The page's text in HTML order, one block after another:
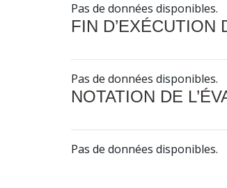
Pas de données disponibles.
FIN D’EXÉCUTION
Pas de données disponibles.
NOTATION DE
Pas de données disponibles.